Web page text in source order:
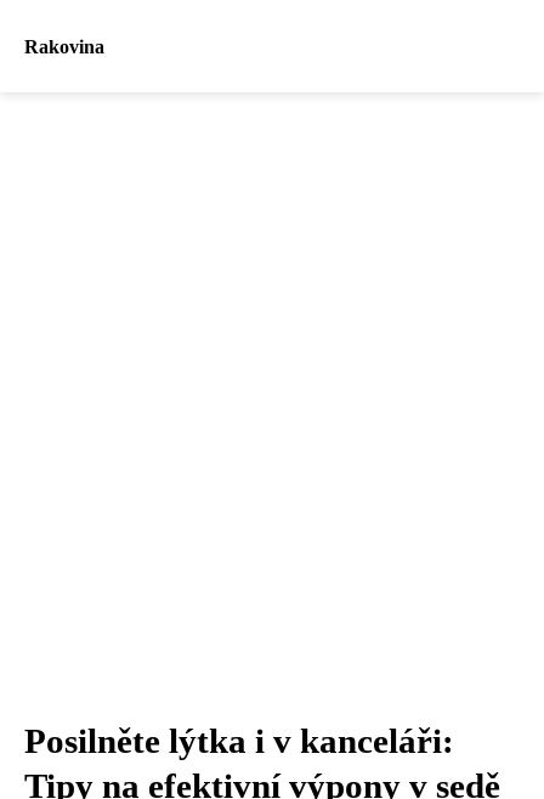
Rakovina
Posilněte lýtka i v kanceláři:
Tipy na efektivní výpony v sedě